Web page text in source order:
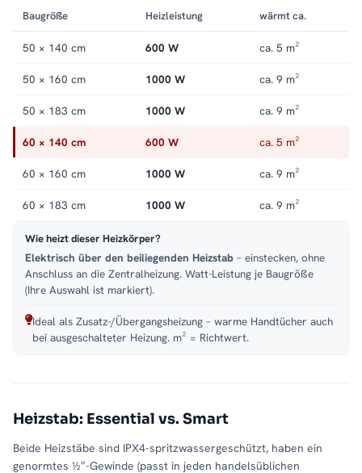
Stahlkorpus in Anthrazit bleibt ein ruhiger Blickfang. Alle
Baugröße Heizleistung wärmt ca.
50 × 140 cm 600 W ca. 5 m²
50 × 160 cm 1000 W ca. 9 m²
50 × 183 cm 1000 W ca. 9 m²
60 × 140 cm 600 W ca. 5 m²
60 × 160 cm 1000 W ca. 9 m²
60 × 183 cm 1000 W ca. 9 m²
Wie heizt dieser Heizkörper?
Elektrisch über den beiliegenden Heizstab – einstecken, ohne
Anschluss an die Zentralheizung. Watt-Leistung je Baugröße
(Ihre Auswahl ist markiert).
Ideal als Zusatz-/Übergangsheizung – warme Handtücher auch
bei ausgeschalteter Heizung. m² = Richtwert.
Heizstab: Essential vs. Smart
Beide Heizstäbe sind IPX4-spritzwassergeschützt, haben ein
genormtes ½″-Gewinde (passt in jeden handelsüblichen